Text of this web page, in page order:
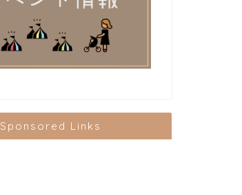
Sponsored Links